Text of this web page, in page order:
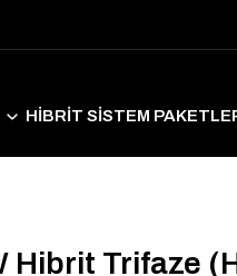
HİBRİT SİSTEM
Hibrit Trifaze